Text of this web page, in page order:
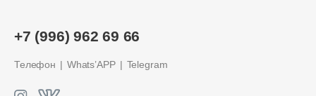
+7 (996) 962 69 66
Телефон Whats’APP Telegram